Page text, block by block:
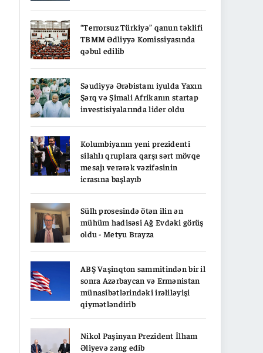
“Terrorsuz Türkiyə” qanun təklifi
TBMM Ədliyyə Komissiyasında
qəbul edilib
Səudiyyə Ərəbistanı iyulda Yaxın
Şərq və Şimali Afrikanın startap
investisiyalarında lider oldu
Kolumbiyanın yeni prezidenti
silahlı qruplara qarşı sərt mövqe
mesajı verərək vəzifəsinin
icrasına başlayıb
Sülh prosesində ötən ilin ən
mühüm hadisəsi Ağ Evdəki görüş
oldu - Metyu Brayza
ABŞ Vaşinqton sammitindən bir il
sonra Azərbaycan və Ermənistan
münasibətlərindəki irəliləyişi
qiymətləndirib
Nikol Paşinyan Prezident İlham
Əliyevə zəng edib